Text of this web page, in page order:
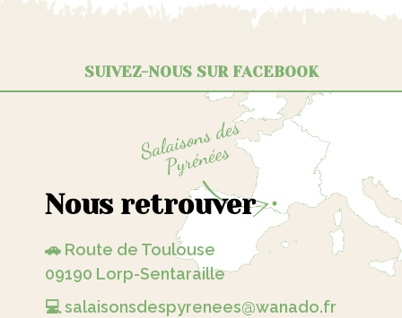
SUIVEZ-NOUS SUR FACEBOOK
Nous retrouver
🚗 Route de Toulouse
09190 Lorp-Sentaraille
💻 salaisonsdespyrenees@wanado.fr